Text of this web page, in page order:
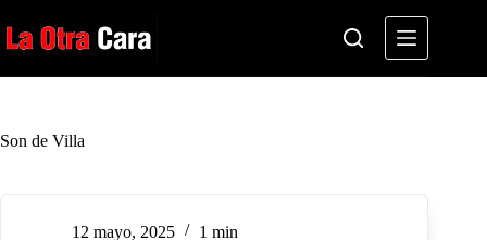
al
contenido
Son de Villa
12 mayo, 2025 1 min